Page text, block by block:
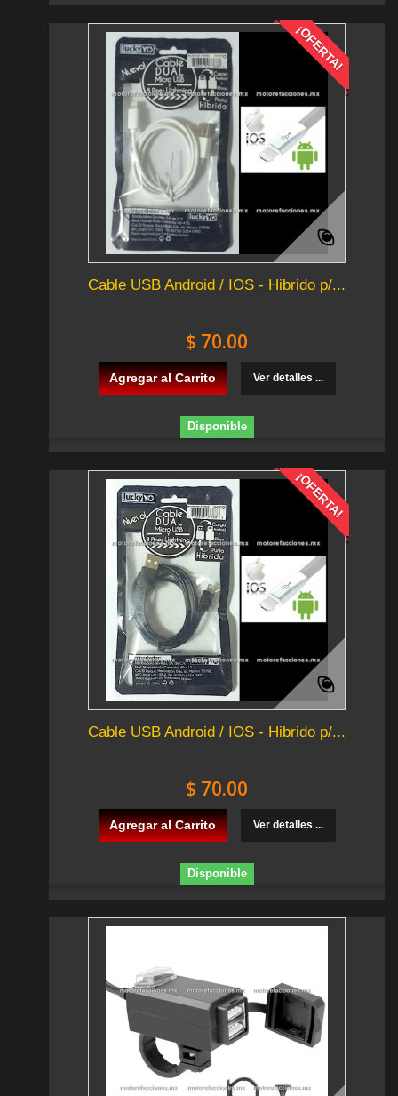
¡OFERTA!
Cable USB Android / IOS - Hibrido p/...
$ 70.00
Agregar al Carrito Ver detalles ...
Disponible
¡OFERTA!
Cable USB Android / IOS - Hibrido p/...
$ 70.00
Agregar al Carrito Ver detalles ...
Disponible